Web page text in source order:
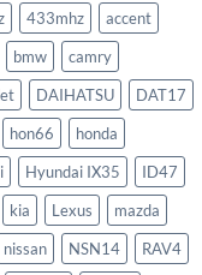
433mhz
accent
bmw
camry
DAIHATSU
DAT17
hon66
honda
Hyundai IX35
ID47
kia Lexus
mazda
nissan NSN14
RAV4